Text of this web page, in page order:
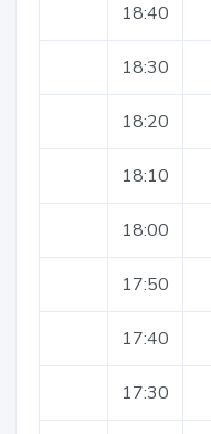
18:40
18:30
18:20
18:10
18:00
17:50
17:40
17:30